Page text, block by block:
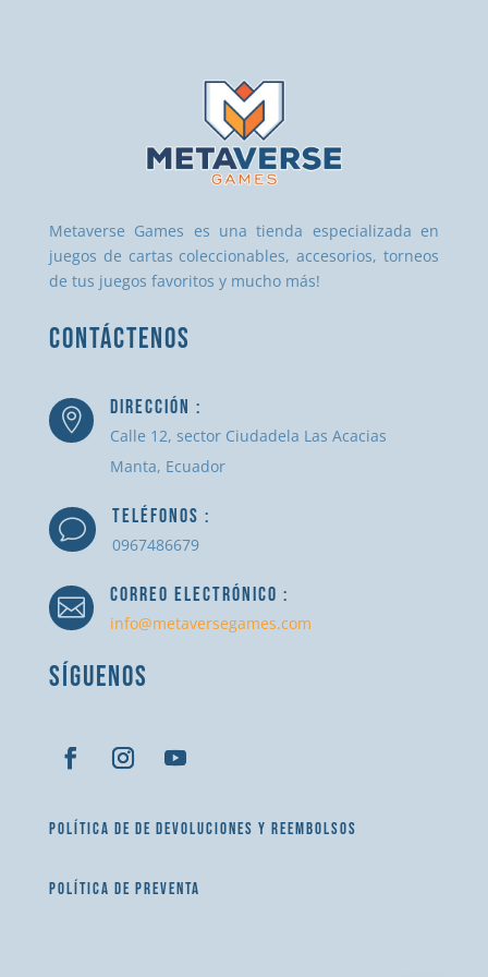
Metaverse Games es una tienda especializada en
juegos de cartas coleccionables, accesorios, torneos
de tus juegos favoritos y mucho más!
CONTÁCTENOS
 DIRECCIÓN :
Calle 12, sector Ciudadela Las Acacias
Manta, Ecuador
v TELÉFONOS :
0967486679
 CORREO ELECTRÓNICO :
info@metaversegames.com
SÍGUENOS
POLÍTICA DE DE DEVOLUCIONES Y REEMBOLSOS
POLÍTICA DE PREVENTA